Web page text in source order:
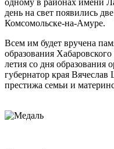
день на свет появились
Комсомольске-на-Амуре.
Всем им будет вручена
образования
летия со дня
губернатор края
престижа семьи и